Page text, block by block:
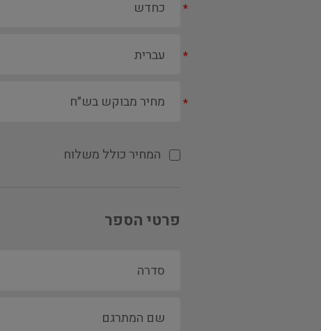
*
*
*
המחיר כולל משלוח
פרטי הספר